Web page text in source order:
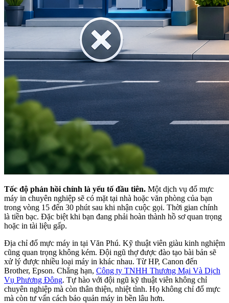
Tốc độ phản hồi chính là yếu tố đầu tiên. Một dịch vụ đổ mực
máy in chuyên nghiệp sẽ có mặt tại nhà hoặc văn phòng của bạn
trong vòng 15 đến 30 phút sau khi nhận cuộc gọi. Thời gian chính
là tiền bạc. Đặc biệt khi bạn đang phải hoàn thành hồ sơ quan trọng
hoặc in tài liệu gấp.
Địa chỉ đổ mực máy in tại Văn Phú. Kỹ thuật viên giàu kinh nghiệm
cũng quan trọng không kém. Đội ngũ thợ được đào tạo bài bản sẽ
xử lý được nhiều loại máy in khác nhau. Từ HP, Canon đến
Brother, Epson. Chẳng hạn, Công ty TNHH Thương Mại Và Dịch
Vụ Phương Đông. Tự hào với đội ngũ kỹ thuật viên không chỉ
chuyên nghiệp mà còn thân thiện, nhiệt tình. Họ không chỉ đổ mực
mà còn tư vấn cách bảo quản máy in bền lâu hơn.